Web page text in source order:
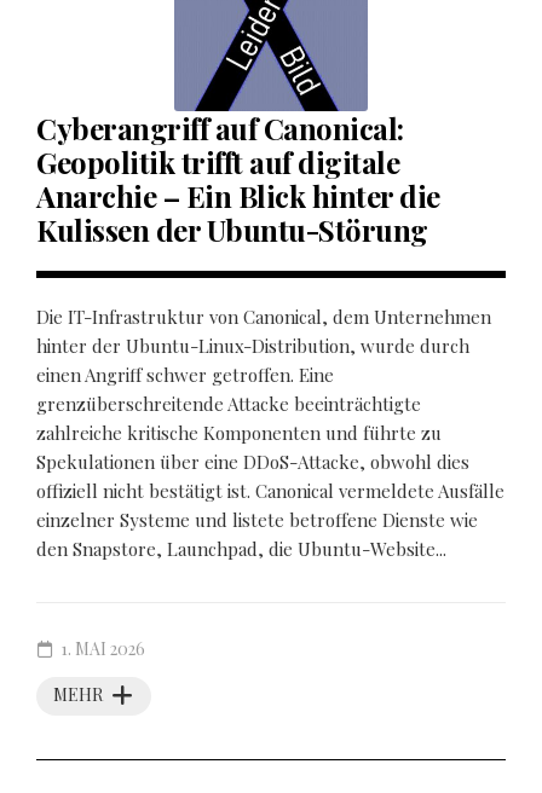
Cyberangriff auf Canonical:
Geopolitik trifft auf digitale
Anarchie – Ein Blick hinter die
Kulissen der Ubuntu-Störung
Die IT-Infrastruktur von Canonical, dem Unternehmen
hinter der Ubuntu-Linux-Distribution, wurde durch
einen Angriff schwer getroffen. Eine
grenzüberschreitende Attacke beeinträchtigte
zahlreiche kritische Komponenten und führte zu
Spekulationen über eine DDoS-Attacke, obwohl dies
offiziell nicht bestätigt ist. Canonical vermeldete Ausfälle
einzelner Systeme und listete betroffene Dienste wie
den Snapstore, Launchpad, die Ubuntu-Website...
MEHR
1. MAI 2026